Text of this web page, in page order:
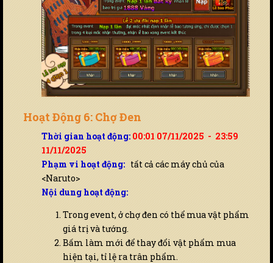
Hoạt Động 6: Chợ Đen
Thời gian hoạt động: 00:01 07/11/2025 - 23:59
11/11/2025
Phạm vi hoạt động: tất cả các máy chủ của
<Naruto>
Nội dung hoạt động:
Trong event, ở chợ đen có thể mua vật phẩm
giá trị và tướng.
Bấm làm mới để thay đổi vật phẩm mua
hiện tại, tỉ lệ ra trân phẩm.